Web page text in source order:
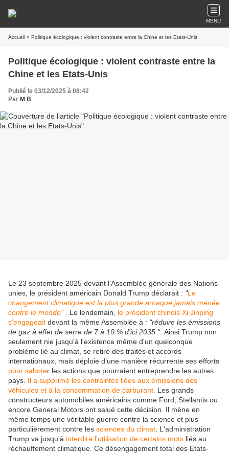
MENU
Accueil » Politique écologique : violent contraste entre la Chine et les Etats-Unis
Politique écologique : violent contraste entre la
Chine et les Etats-Unis
Publié le 03/12/2025 à 08:42
Par M B
Le 23 septembre 2025 devant l'Assemblée générale des Nations
unies, le président américain Donald Trump déclarait : "Le
changement climatique est la plus grande arnaque jamais menée
contre le monde"
Le lendemain
le président chinois Xi Jinping
s'engageait devant la même Assemblée à : "réduire les émissions
de gaz à effet de serre de 7 à 10 % d’ici 2035 ". Ainsi Trump non
seulement nie jusqu'à l'existence même d'un quelconque
problème lié au climat, se retire des traités et accords
internationaux, mais déploie d'une manière récurrente ses efforts
pour saboter les actions que pourraient entreprendre les autres
pays. Il a supprimé les contraintes liées aux émissions des
véhicules et à la consommation de carburant. Les grands
constructeurs automobiles américains comme Ford, Stellantis ou
encore General Motors ont salué cette décision.
Il mène en
même temps une véritable guerre contre la science et plus
particulièrement contre les sciences du climat . L'administration
Trump va jusqu'à interdire l'utilisation de certains mots liés au
réchauffement climatique. Ce désengagement total des Etats-